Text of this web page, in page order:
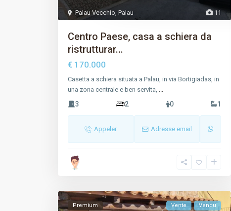
11
Palau Vecchio, Palau
Centro Paese, casa a schiera da
ristrutturar...
€ 170.000
Casetta a schiera situata a Palau, in via Bortigiadas, in
una zona centrale e ben servita, ...
3 2 0 1
Appeler Adresse email
Premium Vente Vendu